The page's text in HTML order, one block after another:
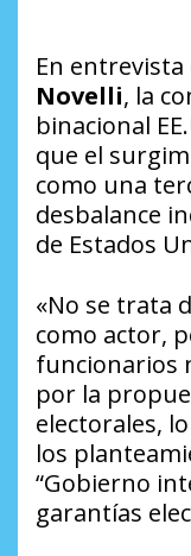
En
Novelli, la
binacional
que el
como una
desbalance
de Estados
«No se trata
como actor,
funcionarios
por la
electorales,
los
“Gobierno
garantías